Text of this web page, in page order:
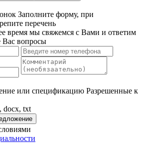
Заполните форму, при
перечень
время мы свяжемся с Вами и ответим
Вас вопросы
или спецификацию Разрешенные к
docx, txt